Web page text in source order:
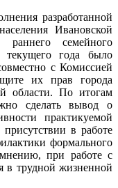
разработанной
Ивановской
раннего семейного
текущего года было
с Комиссией
их прав города
По итогам
сделать вывод о
практикуемой
в работе
формального
при работе с
в трудной жизненной